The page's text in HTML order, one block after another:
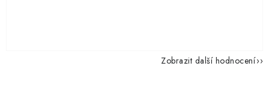
Zobrazit další hodnocení